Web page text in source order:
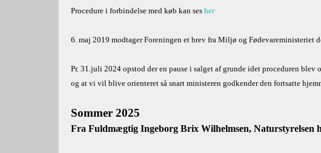
Procedure i forbindelse med køb kan sesher
6. maj 2019 modtager Foreningen et brev fra Miljø og Fødevareministeriet
Pr. 31.juli 2024 opstod der en pause i salget af grunde idet proceduren
og at vi vil blive orienteret så snart ministeren godkender den fortsatte
Sommer 2025
Fra Fuldmægtig Ingeborg Brix Wilhelmsen, Naturstyrelsen